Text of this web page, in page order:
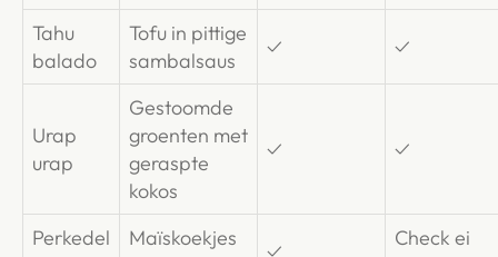
Tahu
balado
Tofu in pittige
sambalsaus
✓ ✓
Urap
urap
Gestoomde
groenten met
geraspte
kokos
✓ ✓
Perkedel
Maïskoekjes
✓
Check ei